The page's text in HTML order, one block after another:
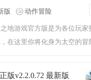
版 动作冒险
地游戏官方版是为各位玩家
在这里你将化身为太空的冒
满危险的世界当中走的更远，
版v2.2.0.72 最新版